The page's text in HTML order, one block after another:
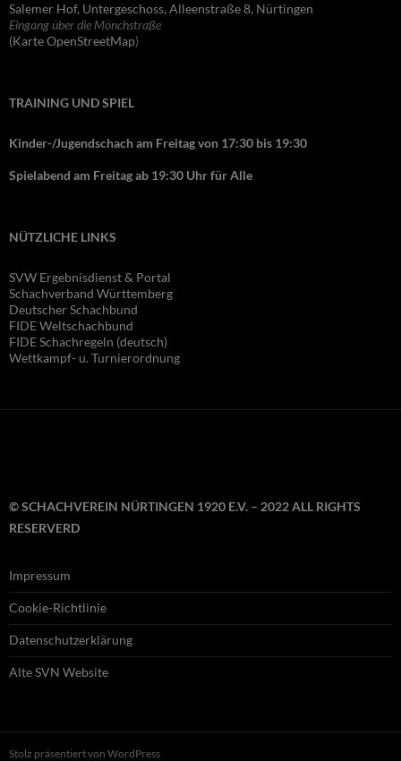
Salemer Hof, Untergeschoss, Alleenstraße 8, Nürtingen
Eingang über die Mönchstraße
(Karte OpenStreetMap)
TRAINING UND SPIEL
Kinder-/Jugendschach am Freitag von 17:30 bis 19:30
Spielabend am Freitag ab 19:30 Uhr für Alle
NÜTZLICHE LINKS
SVW Ergebnisdienst & Portal
Schachverband Württemberg
Deutscher Schachbund
FIDE Weltschachbund
FIDE Schachregeln (deutsch)
Wettkampf- u. Turnierordnung
© SCHACHVEREIN NÜRTINGEN 1920 E.V. – 2022 ALL RIGHTS
RESERVERD
Impressum
Cookie-Richtlinie
Datenschutzerklärung
Alte SVN Website
Stolz präsentiert von WordPress